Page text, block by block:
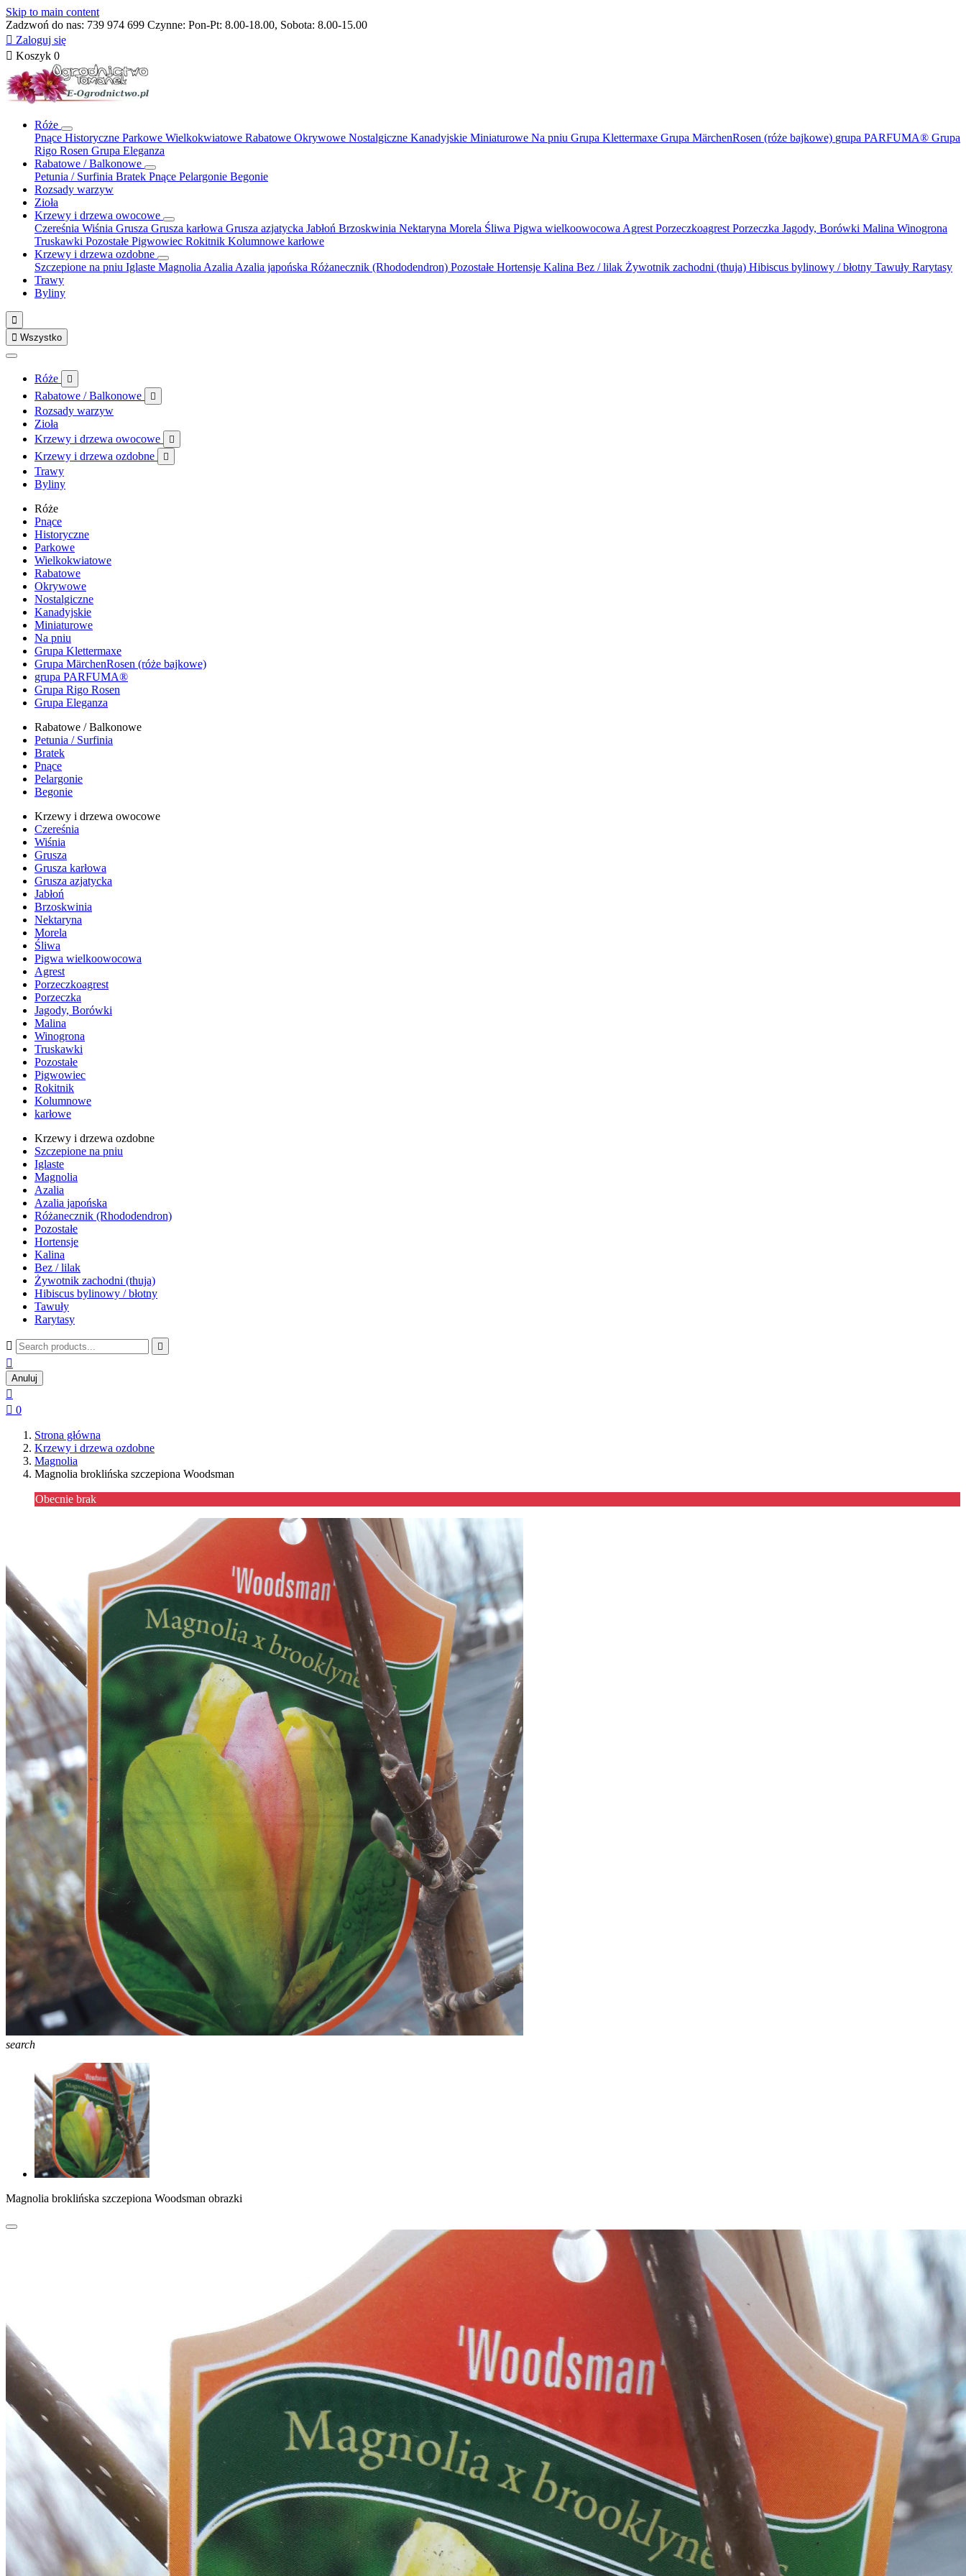
Skip to main content
Zadzwoń do nas: 739 974 699 Czynne: Pon-Pt: 8.00-18.00, Sobota: 8.00-15.00
 Zaloguj się
 Koszyk 0
Róże
Pnące Historyczne Parkowe Wielkokwiatowe Rabatowe Okrywowe Nostalgiczne Kanadyjskie Miniaturowe Na pniu Grupa Klettermaxe Grupa MärchenRosen (róże bajkowe) grupa PARFUMA® Grupa
Rigo Rosen Grupa Eleganza
Rabatowe / Balkonowe
Petunia / Surfinia Bratek Pnące Pelargonie Begonie
Rozsady warzyw
Zioła
Krzewy i drzewa owocowe
Czereśnia Wiśnia Grusza Grusza karłowa Grusza azjatycka Jabłoń Brzoskwinia Nektaryna Morela Śliwa Pigwa wielkoowocowa Agrest Porzeczkoagrest Porzeczka Jagody, Borówki Malina Winogrona
Truskawki Pozostałe Pigwowiec Rokitnik Kolumnowe karłowe
Krzewy i drzewa ozdobne
Szczepione na pniu Iglaste Magnolia Azalia Azalia japońska Różanecznik (Rhododendron) Pozostałe Hortensje Kalina Bez / lilak Żywotnik zachodni (thuja) Hibiscus bylinowy / błotny Tawuły Rarytasy
Trawy
Byliny

 Wszystko
Róże 
Rabatowe / Balkonowe 
Rozsady warzyw
Zioła
Krzewy i drzewa owocowe

Krzewy i drzewa ozdobne 
Trawy
Byliny
Róże
Pnące
Historyczne
Parkowe
Wielkokwiatowe
Rabatowe
Okrywowe
Nostalgiczne
Kanadyjskie
Miniaturowe
Na pniu
Grupa Klettermaxe
Grupa MärchenRosen (róże bajkowe)
grupa PARFUMA®
Grupa Rigo Rosen
Grupa Eleganza
Rabatowe / Balkonowe
Petunia / Surfinia
Bratek
Pnące
Pelargonie
Begonie
Krzewy i drzewa owocowe
Czereśnia
Wiśnia
Grusza
Grusza karłowa
Grusza azjatycka
Jabłoń
Brzoskwinia
Nektaryna
Morela
Śliwa
Pigwa wielkoowocowa
Agrest
Porzeczkoagrest
Porzeczka
Jagody, Borówki
Malina
Winogrona
Truskawki
Pozostałe
Pigwowiec
Rokitnik
Kolumnowe
karłowe
Krzewy i drzewa ozdobne
Szczepione na pniu
Iglaste
Magnolia
Azalia
Azalia japońska
Różanecznik (Rhododendron)
Pozostałe
Hortensje
Kalina
Bez / lilak
Żywotnik zachodni (thuja)
Hibiscus bylinowy / błotny
Tawuły
Rarytasy
 

Anuluj

 0
Strona główna
Krzewy i drzewa ozdobne
Magnolia
Magnolia broklińska szczepiona Woodsman
Obecnie brak
search
Magnolia broklińska szczepiona Woodsman obrazki